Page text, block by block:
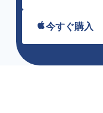
今すぐ購入